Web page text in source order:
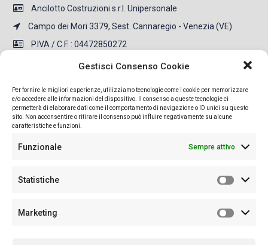
Gestisci Consenso Cookie
Per fornire le migliori esperienze, utilizziamo tecnologie come i cookie per memorizzare
e/o accedere alle informazioni del dispositivo. Il consenso a queste tecnologie ci
permetterà di elaborare dati come il comportamento di navigazione o ID unici su questo
sito. Non acconsentire o ritirare il consenso può influire negativamente su alcune
caratteristiche e funzioni.
Funzionale Sempre attivo
Statistiche
Marketing
Ancilotto Costruzioni s.r.l. Unipersonale
Campo dei Mori 3379, Sest. Cannaregio - Venezia (VE)
P.IVA / C.F. : 04472850272
REA: VE-418143
CONTATTI
+39 041 718055